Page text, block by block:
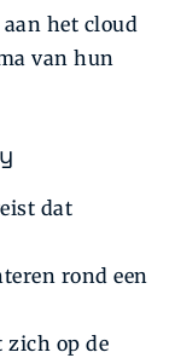
het cloud
van hun
dat
rond een
op de